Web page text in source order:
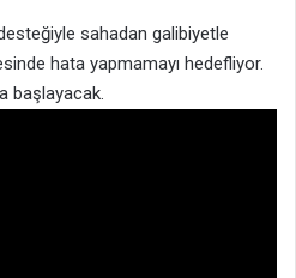
sahadan galibiyetle
hata yapmamayı hedefliyor.
başlayacak.